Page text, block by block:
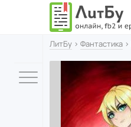
ЛитБу › Фантастика ›